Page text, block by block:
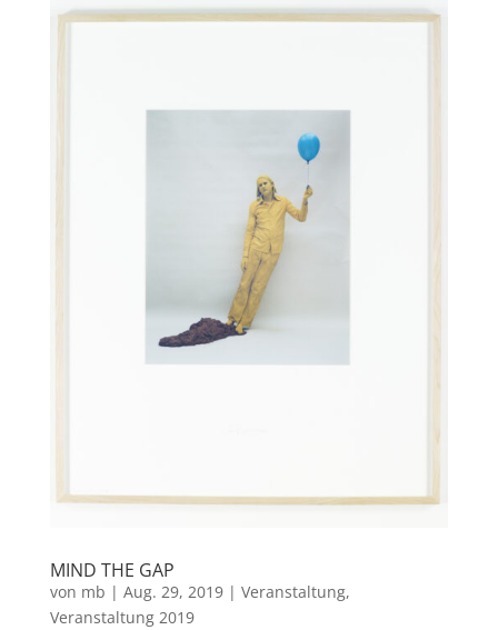
MIND THE GAP
von mb | Aug. 29, 2019| Veranstaltung,
Veranstaltung 2019